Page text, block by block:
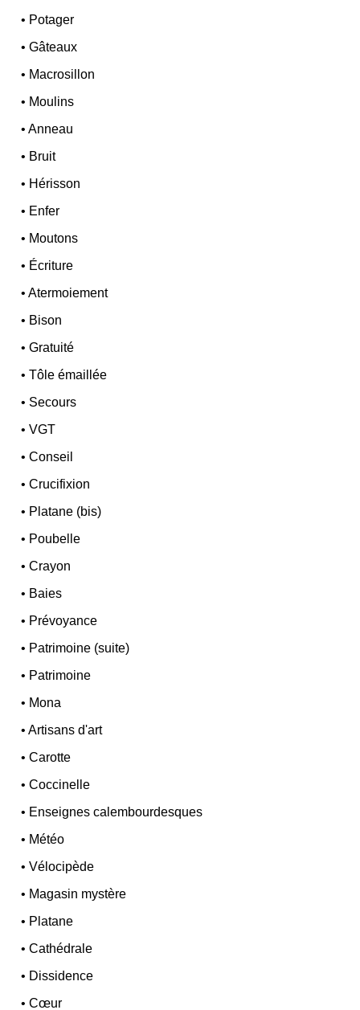
• Potager
•Gâteaux
• Macrosillon
• Moulins
•Anneau
• Bruit
• Hérisson
• Enfer
• Moutons
• Écriture
•Atermoiement
• Bison
•Gratuité
•Tôle émaillée
• Secours
•VGT
•Conseil
•Crucifixion
• Platane (bis)
• Poubelle
•Crayon
• Baies
• Prévoyance
• Patrimoine (suite)
• Patrimoine
• Mona
•Artisans d'art
•Carotte
•Coccinelle
• Enseignes calembourdesques
• Météo
•Vélocipède
• Magasin mystère
• Platane
•Cathédrale
• Dissidence
•Cœur